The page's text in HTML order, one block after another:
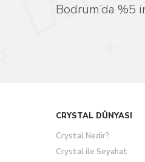
Bodrum’da %5
CRYSTAL DÜNYASI
Crystal Nedir?
Crystal ile Seyahat